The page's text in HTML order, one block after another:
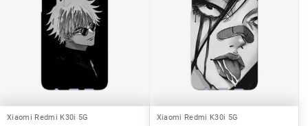
Xiaomi Redmi K30i 5G Xiaomi Redmi K30i 5G